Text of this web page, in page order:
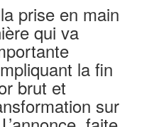
prise en main
qui va
la fin
brut et
sur